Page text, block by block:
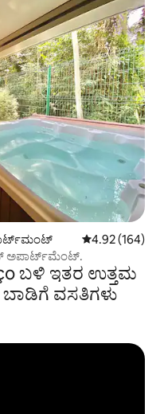
5 ರಲ್ಲಿ 4.92
4.92 (164)
ಅಪಾರ್ಟ್‌ಮೆಂಟ್.
ಬಳಿ ಇತರ ಉತ್ತಮ
ವಸತಿಗಳು